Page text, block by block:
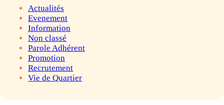
Actualités
Evenement
Information
Non classé
Parole Adhérent
Promotion
Recrutement
Vie de Quartier